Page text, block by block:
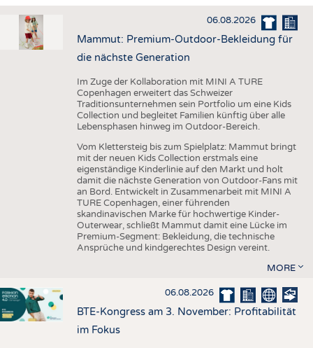
HAUS- UND HEIMTEXTILIEN
BEKLEIDUNG
TESTS
AUSSCHREIBUNGEN
DTV AUSSCHREIBUNGSDIENST
STATISTICS
DAUNENCHECK
ADRESSEN & LINKS
PUBLIKATIONEN
TERMINE
BRANCHENTERMINE
06.08.2026
Mammut: Premium-Outdoor-Bekleidung für
die nächste Generation
Im Zuge der Kollaboration mit MINI A TURE
Copenhagen erweitert das Schweizer
Traditionsunternehmen sein Portfolio um eine Kids
Collection und begleitet Familien künftig über alle
Lebensphasen hinweg im Outdoor-Bereich.
Vom Klettersteig bis zum Spielplatz: Mammut bringt
mit der neuen Kids Collection erstmals eine
eigenständige Kinderlinie auf den Markt und holt
damit die nächste Generation von Outdoor-Fans mit
an Bord. Entwickelt in Zusammenarbeit mit MINI A
TURE Copenhagen, einer führenden
skandinavischen Marke für hochwertige Kinder-
Outerwear, schließt Mammut damit eine Lücke im
Premium-Segment: Bekleidung, die technische
Ansprüche und kindgerechtes Design vereint.
MORE
06.08.2026
BTE-Kongress am 3. November: Profitabilität
im Fokus